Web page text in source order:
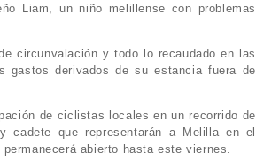
Liam, un niño melillense con problemas
circunvalación y todo lo recaudado en las
gastos derivados de su estancia fuera de
de ciclistas locales en un recorrido de
que representarán a Melilla en el
abierto hasta este viernes.